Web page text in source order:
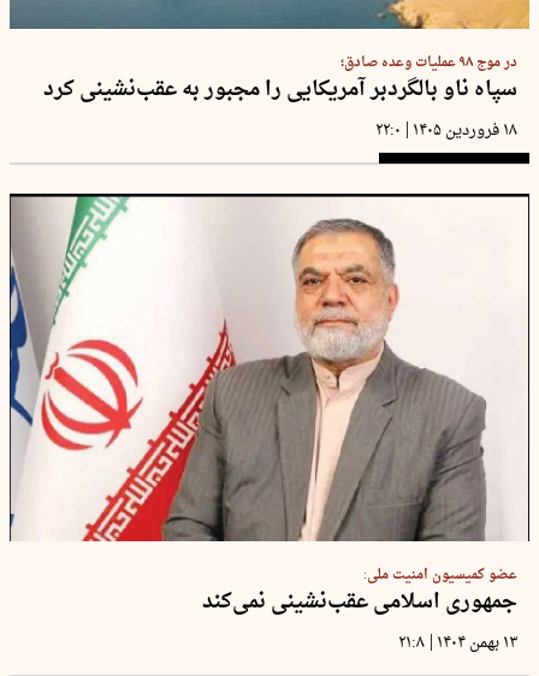
در موج ۹۸ عملیات وعده صادق؛
سپاه ناو بالگردبر آمریکایی را مجبور به عقب‌نشینی کرد
۱۸ فروردین ۱۴۰۵ | ۲۲:۰
عضو کمیسیون امنیت ملی:
جمهوری اسلامی عقب‌نشینی نمی‌کند
۱۳ بهمن ۱۴۰۴ | ۲۱:۸